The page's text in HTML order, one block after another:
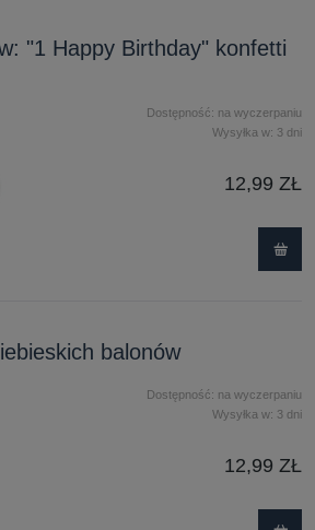
"1 Happy Birthday" konfetti
Dostępność: na wyczerpaniu
Wysyłka w: 3 dni
12,99 ZŁ
balonów
Dostępność: na wyczerpaniu
Wysyłka w: 3 dni
12,99 ZŁ